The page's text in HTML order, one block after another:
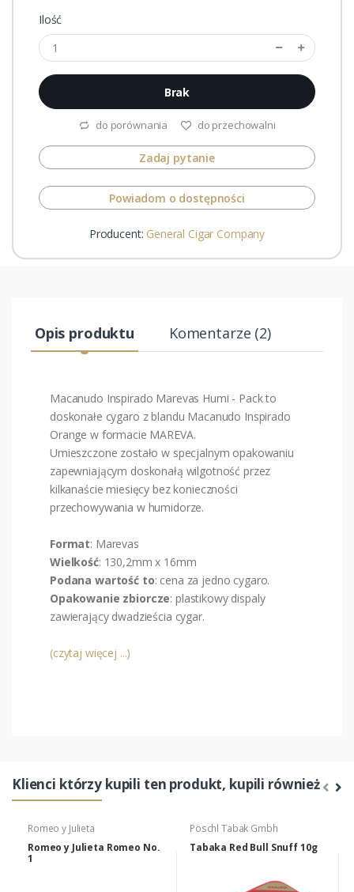
Ilość
Brak
do porównania do przechowalni
Zadaj pytanie
Powiadom o dostępności
Producent: General Cigar Company
Opis produktu Komentarze (2)
Macanudo Inspirado Marevas Humi - Pack to
doskonałe cygaro z blandu Macanudo Inspirado
Orange w formacie MAREVA.
Umieszczone zostało w specjalnym opakowaniu
zapewniającym doskonałą wilgotność przez
kilkanaście miesięcy bez konieczności
przechowywania w humidorze.
Format: Marevas
Wielkość: 130,2mm x 16mm
Podana wartość to: cena za jedno cygaro.
Opakowanie zbiorcze: plastikowy dispaly
zawierający dwadzieścia cygar.
(czytaj więcej ...)
Klienci którzy kupili ten produkt, kupili również
Romeo y Julieta
Romeo y Julieta Romeo No.
1
Pöschl Tabak Gmbh
Tabaka Red Bull Snuff 10g